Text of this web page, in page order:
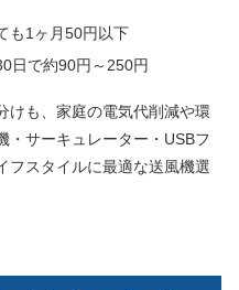
も1ヶ月50円以下
日で約90円～250円
けも、家庭の電気代削減や環
・サーキュレーター・USBフ
フスタイルに最適な送風機選